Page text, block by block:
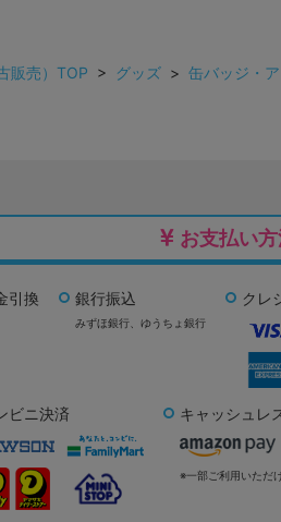
販売）TOP > グッズ > 缶バッジ・
お支払い
引換 銀行振込
みずほ銀行、 ゆうちょ銀行
クレ
ビニ決済 キャッシュレ
※一部ご利用いただ